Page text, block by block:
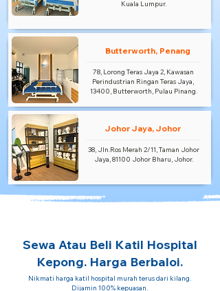
Kuala Lumpur.
Butterworth, Penang
78, Lorong Teras Jaya 2, Kawasan
Perindustrian Ringan Teras Jaya,
13400, Butterworth, Pulau Pinang.
Johor Jaya, Johor
38, Jln.Ros Merah 2/11, Taman Johor
Jaya, 81100 Johor Bharu, Johor.
Sewa Atau Beli Katil Hospital
Kepong. Harga Berbaloi.
Nikmati harga katil hospital murah terus dari kilang.
Dijamin 100% kepuasan.